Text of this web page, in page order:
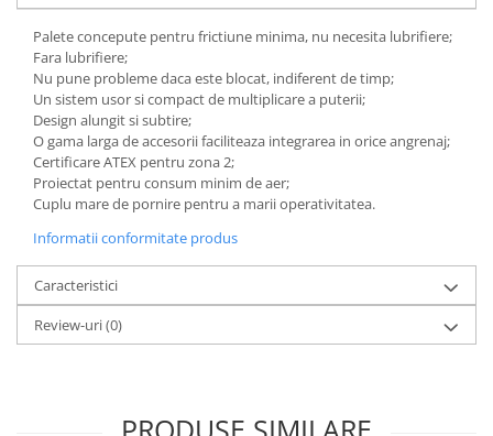
Palete concepute pentru frictiune minima, nu necesita lubrifiere;
Fara lubrifiere;
Nu pune probleme daca este blocat, indiferent de timp;
Un sistem usor si compact de multiplicare a puterii;
Design alungit si subtire;
O gama larga de accesorii faciliteaza integrarea in orice angrenaj;
Certificare ATEX pentru zona 2;
Proiectat pentru consum minim de aer;
Cuplu mare de pornire pentru a marii operativitatea.
Informatii conformitate produs
Caracteristici
Review-uri(0)